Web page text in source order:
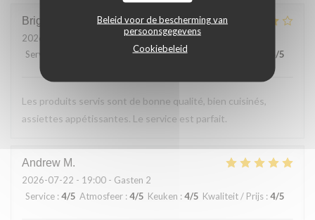
Beleid voor de bescherming van
persoonsgegevens
Cookiebeleid
Brigitte
2026-07-23
- 12:30 - Gasten 2
Service
4/5 Keuken:5 /5
Les produits servis sont de bonne qualité, bien cuisinés,
assiettes appétissantes. Le service est parfait.
Andrew M
2026-07-22 - 19:00 - Gasten 2
Service : 4/5 Atmosfeer : 4/5 Keuken : 4/5 Kwaliteit / Prijs : 4/5